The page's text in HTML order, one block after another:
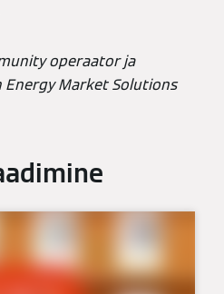
operaator ja
Market Solutions